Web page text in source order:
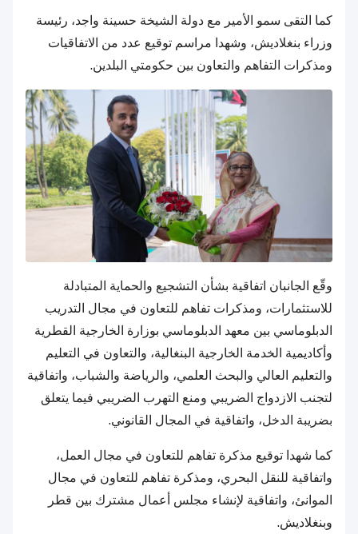
كما التقى سمو الأمير مع دولة الشيخة حسينة واجد، رئيسة
وزراء بنغلاديش، وشهدا مراسم توقيع عدد من الاتفاقيات
ومذكرات التفاهم والتعاون بين حكومتي البلدين.
وقّع الجانبان اتفاقية بشأن التشجيع والحماية المتبادلة
للاستثمارات، ومذكرات تفاهم للتعاون في مجال التدريب
الدبلوماسي بين معهد الدبلوماسي بوزارة الخارجية القطرية
وأكاديمية الخدمة الخارجية البنغالية، والتعاون في التعليم
والتعليم العالي والبحث العلمي، والرياضة والشباب، واتفاقية
لتجنب الازدواج الضريبي ومنع التهرب الضريبي فيما يتعلق
بضريبة الدخل، واتفاقية في المجال القانوني.
كما شهدا توقيع مذكرة تفاهم للتعاون في مجال العمل،
واتفاقية للنقل البحري، ومذكرة تفاهم للتعاون في مجال
الموانئ، واتفاقية لإنشاء مجلس أعمال مشترك بين قطر
وبنغلاديش.